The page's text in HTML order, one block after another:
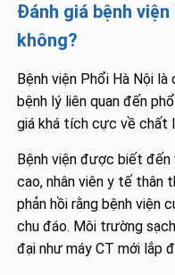
Đánh giá bệnh
không?
Bệnh viện Phổi Hà Nội
bệnh lý liên quan đến
giá khá tích cực về chất
Bệnh viện được biết
cao, nhân viên y tế thân
phản hồi rằng bệnh viện
chu đáo. Môi trường
đại như máy CT mới lắp